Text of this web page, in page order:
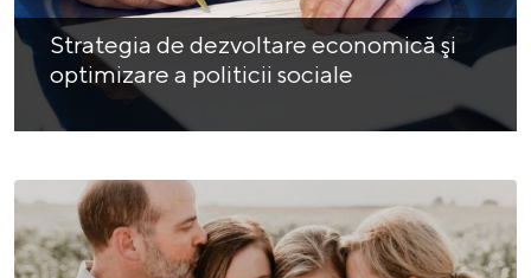
Strategia de dezvoltare economică şi
optimizare a politicii sociale